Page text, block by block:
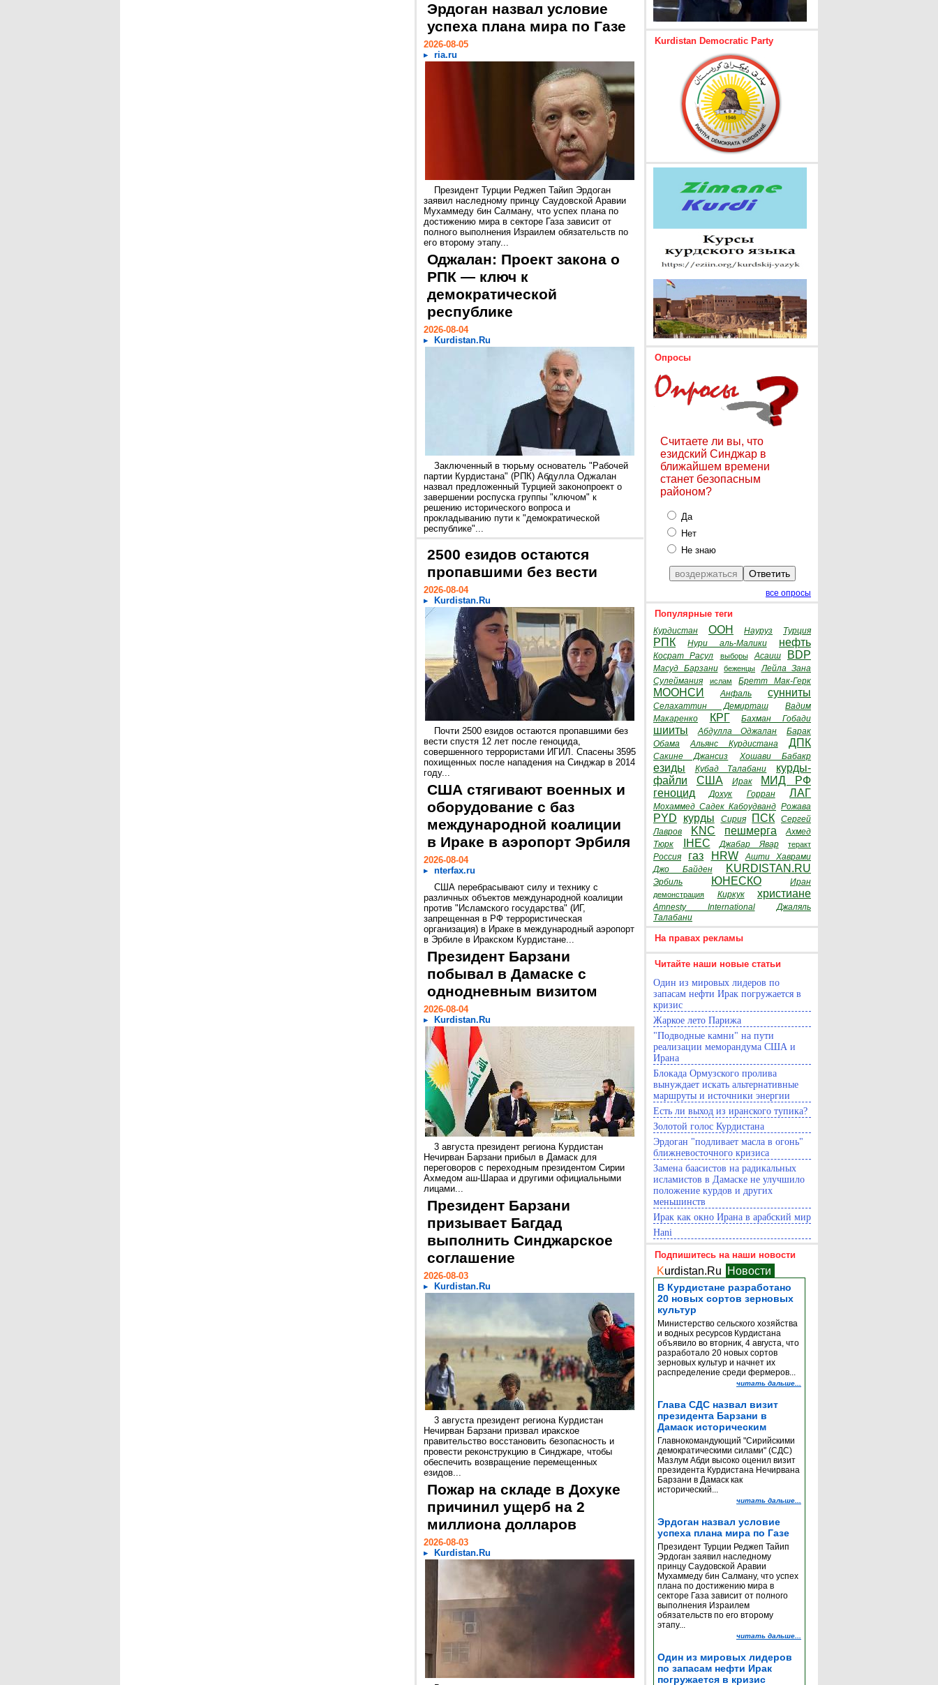
Эрдоган назвал условие
успеха плана мира по Газе
2026-08-05
ria.ru
Президент Турции Реджеп Тайип Эрдоган
заявил наследному принцу Саудовской Аравии
Мухаммеду бин Салману, что успех плана по
достижению мира в секторе Газа зависит от
полного выполнения Израилем обязательств по
его второму этапу...
Оджалан: Проект закона о
РПК — ключ к
демократической
республике
2026-08-04
Kurdistan.Ru
Заключенный в тюрьму основатель "Рабочей
партии Курдистана" (РПК) Абдулла Оджалан
назвал предложенный Турцией законопроект о
завершении роспуска группы "ключом" к
решению исторического вопроса и
прокладыванию пути к "демократической
республике"...
2500 езидов остаются
пропавшими без вести
2026-08-04
Kurdistan.Ru
Почти 2500 езидов остаются пропавшими без
вести спустя 12 лет после геноцида,
совершенного террористами ИГИЛ. Спасены 3595
похищенных после нападения на Синджар в 2014
году...
США стягивают военных и
оборудование с баз
международной коалиции
в Ираке в аэропорт Эрбиля
2026-08-04
nterfax.ru
США перебрасывают силу и технику с
различных объектов международной коалиции
против "Исламского государства" (ИГ,
запрещенная в РФ террористическая
организация) в Ираке в международный аэропорт
в Эрбиле в Иракском Курдистане...
Президент Барзани
побывал в Дамаске с
однодневным визитом
2026-08-04
Kurdistan.Ru
3 августа президент региона Курдистан
Нечирван Барзани прибыл в Дамаск для
переговоров с переходным президентом Сирии
Ахмедом аш-Шараа и другими официальными
лицами...
Президент Барзани
призывает Багдад
выполнить Синджарское
соглашение
2026-08-03
Kurdistan.Ru
3 августа президент региона Курдистан
Нечирван Барзани призвал иракское
правительство восстановить безопасность и
провести реконструкцию в Синджаре, чтобы
обеспечить возвращение перемещенных
езидов...
Пожар на складе в Дохуке
причинил ущерб на 2
миллиона долларов
2026-08-03
Kurdistan.Ru
Kurdistan Democratic Party
Опросы
Считаете ли вы, что
езидский Синджар в
ближайшем времени
станет безопасным
районом?
Да
Нет
Не знаю
все опросы
Популярные теги
Курдистан ООН Науруз Турция
РПК Нури аль-Малики нефть
Косрат Расул выборы Асаиш BDP
Масуд Барзани беженцы
Лейла Зана
Сулеймания
ислам Бретт Мак-Герк
МООНСИ Анфаль сунниты
Селахаттин Демирташ
Вадим
Макаренко
КРГ Бахман Гобади
шииты Абдулла Оджалан
Барак
Обама
Альянс Курдистана ДПК
Сакине Джансиз Хошави Бабакр
езиды Кубад Талабани
курды-
файли
США Ирак
МИД РФ
геноцид
Дохук Горран ЛАГ
Мохаммед Садек Кабоудванд Рожава
PYD курды Сирия ПСК
Сергей
Лавров
KNC пешмерга
Ахмед
Тюрк
IHEC Джабар Явар теракт
Россия газ HRW
Ашти Хаврами
Джо Байден
KURDISTAN.RU
Эрбиль ЮНЕСКО Иран
демонстрация Киркук христиане
Amnesty International
Джаляль
Талабани
На правах рекламы
Читайте наши новые статьи
Один из мировых лидеров по
запасам нефти Ирак погружается в
кризис
Жаркое лето Парижа
"Подводные камни" на пути
реализации меморандума США и
Ирана
Блокада Ормузского пролива
вынуждает искать альтернативные
маршруты и источники энергии
Есть ли выход из иранского тупика?
Золотой голос Курдистана
Эрдоган "подливает масла в огонь"
ближневосточного кризиса
Замена баасистов на радикальных
исламистов в Дамаске не улучшило
положение курдов и других
меньшинств
Ирак как окно Ирана в арабский мир
Hani
Подпишитесь на наши новости
Kurdistan.Ru Новости
В Курдистане разработано
20 новых сортов зерновых
культур
Министерство сельского хозяйства
и водных ресурсов Курдистана
объявило во вторник, 4 августа, что
разработало 20 новых сортов
зерновых культур и начнет их
распределение среди фермеров...
читать дальше...
Глава СДС назвал визит
президента Барзани в
Дамаск историческим
Главнокомандующий "Сирийскими
демократическими силами" (СДС)
Мазлум Абди высоко оценил визит
президента Курдистана Нечирвана
Барзани в Дамаск как
исторический...
читать дальше...
Эрдоган назвал условие
успеха плана мира по Газе
Президент Турции Реджеп Тайип
Эрдоган заявил наследному
принцу Саудовской Аравии
Мухаммеду бин Салману, что успех
плана по достижению мира в
секторе Газа зависит от полного
выполнения Израилем
обязательств по его второму
этапу...
читать дальше...
Один из мировых лидеров
по запасам нефти Ирак
погружается в кризис